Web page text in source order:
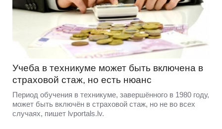
Учеба в техникуме может быть включена в
страховой стаж, но есть нюанс
Период обучения в техникуме, завершённого в 1980 году,
может быть включён в страховой стаж, но не во всех
случаях, пишет lvportals.lv.